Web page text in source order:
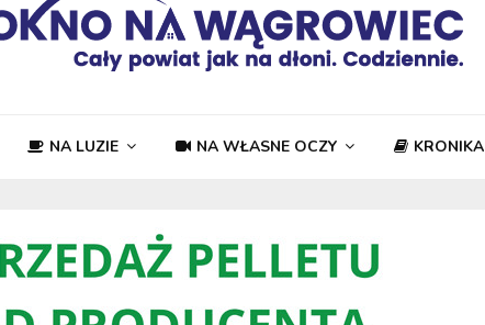
NA LUZIE NA WŁASNE OCZY KRONIKA